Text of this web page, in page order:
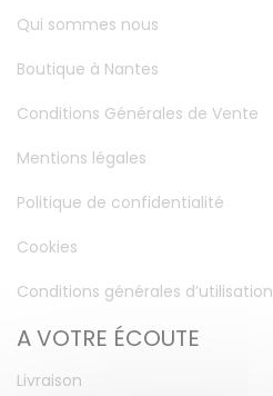
Qui sommes nous
Boutique à Nantes
Conditions Générales de Vente
Mentions légales
Politique de confidentialité
Cookies
Conditions générales d’utilisation
A VOTRE ÉCOUTE
Livraison